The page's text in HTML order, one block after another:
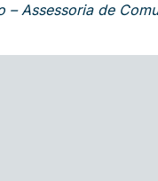
– Assessoria de